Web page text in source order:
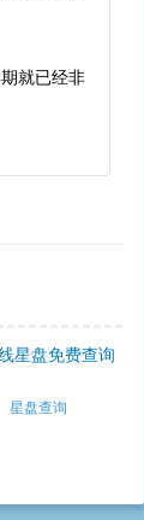
就已经非
星盘查询